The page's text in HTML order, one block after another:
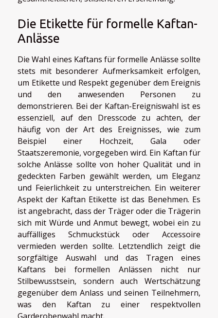
Die Etikette für formelle Kaftan-
Anlässe
Die Wahl eines Kaftans für formelle Anlässe sollte
stets mit besonderer Aufmerksamkeit erfolgen,
um Etikette und Respekt gegenüber dem Ereignis
und den anwesenden Personen zu
demonstrieren. Bei der Kaftan-Ereigniswahl ist es
essenziell, auf den Dresscode zu achten, der
häufig von der Art des Ereignisses, wie zum
Beispiel einer Hochzeit, Gala oder
Staatszeremonie, vorgegeben wird. Ein Kaftan für
solche Anlässe sollte von hoher Qualität und in
gedeckten Farben gewählt werden, um Eleganz
und Feierlichkeit zu unterstreichen. Ein weiterer
Aspekt der Kaftan Etikette ist das Benehmen. Es
ist angebracht, dass der Träger oder die Trägerin
sich mit Würde und Anmut bewegt, wobei ein zu
auffälliges Schmuckstück oder Accessoire
vermieden werden sollte. Letztendlich zeigt die
sorgfältige Auswahl und das Tragen eines
Kaftans bei formellen Anlässen nicht nur
Stilbewusstsein, sondern auch Wertschätzung
gegenüber dem Anlass und seinen Teilnehmern,
was den Kaftan zu einer respektvollen